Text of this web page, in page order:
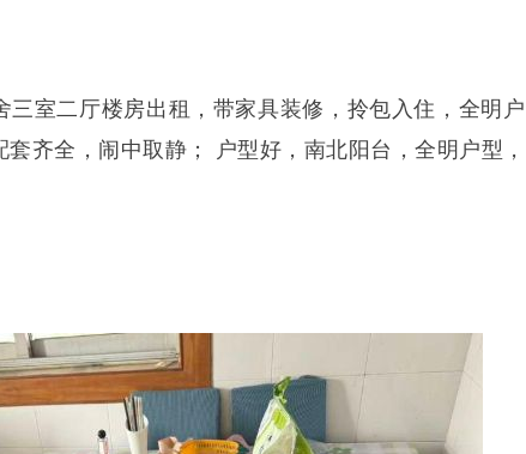
三室二厅楼房出租，带家具装修，拎包入住，全明户
齐全，闹中取静； 户型好，南北阳台，全明户型，